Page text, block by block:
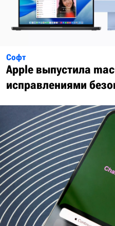
Софт
Apple выпустила
исправлениями